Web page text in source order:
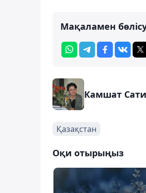
Мақаламен
Камшат
Қазақстан
Оқи отырыңыз